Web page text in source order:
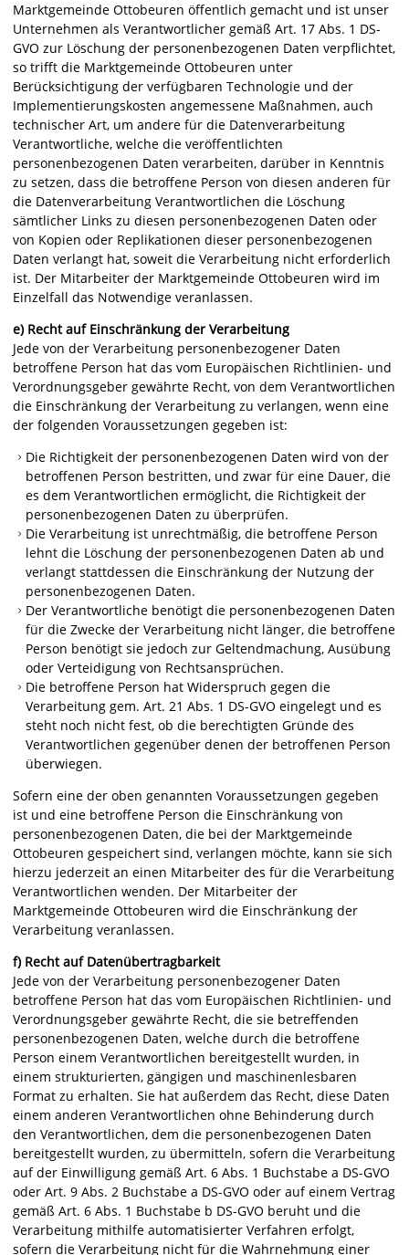
Marktgemeinde Ottobeuren öffentlich gemacht und ist unser
Unternehmen als Verantwortlicher gemäß Art. 17 Abs. 1 DS-
GVO zur Löschung der personenbezogenen Daten verpflichtet,
so trifft die Marktgemeinde Ottobeuren unter
Berücksichtigung der verfügbaren Technologie und der
Implementierungskosten angemessene Maßnahmen, auch
technischer Art, um andere für die Datenverarbeitung
Verantwortliche, welche die veröffentlichten
personenbezogenen Daten verarbeiten, darüber in Kenntnis
zu setzen, dass die betroffene Person von diesen anderen für
die Datenverarbeitung Verantwortlichen die Löschung
sämtlicher Links zu diesen personenbezogenen Daten oder
von Kopien oder Replikationen dieser personenbezogenen
Daten verlangt hat, soweit die Verarbeitung nicht erforderlich
ist. Der Mitarbeiter der Marktgemeinde Ottobeuren wird im
Einzelfall das Notwendige veranlassen.
e) Recht auf Einschränkung der Verarbeitung
Jede von der Verarbeitung personenbezogener Daten
betroffene Person hat das vom Europäischen Richtlinien- und
Verordnungsgeber gewährte Recht, von dem Verantwortlichen
die Einschränkung der Verarbeitung zu verlangen, wenn eine
der folgenden Voraussetzungen gegeben ist:
Die Richtigkeit der personenbezogenen Daten wird von der
betroffenen Person bestritten, und zwar für eine Dauer, die
es dem Verantwortlichen ermöglicht, die Richtigkeit der
personenbezogenen Daten zu überprüfen.
Die Verarbeitung ist unrechtmäßig, die betroffene Person
lehnt die Löschung der personenbezogenen Daten ab und
verlangt stattdessen die Einschränkung der Nutzung der
personenbezogenen Daten.
Der Verantwortliche benötigt die personenbezogenen Daten
für die Zwecke der Verarbeitung nicht länger, die betroffene
Person benötigt sie jedoch zur Geltendmachung, Ausübung
oder Verteidigung von Rechtsansprüchen.
Die betroffene Person hat Widerspruch gegen die
Verarbeitung gem. Art. 21 Abs. 1 DS-GVO eingelegt und es
steht noch nicht fest, ob die berechtigten Gründe des
Verantwortlichen gegenüber denen der betroffenen Person
überwiegen.
Sofern eine der oben genannten Voraussetzungen gegeben
ist und eine betroffene Person die Einschränkung von
personenbezogenen Daten, die bei der Marktgemeinde
Ottobeuren gespeichert sind, verlangen möchte, kann sie sich
hierzu jederzeit an einen Mitarbeiter des für die Verarbeitung
Verantwortlichen wenden. Der Mitarbeiter der
Marktgemeinde Ottobeuren wird die Einschränkung der
Verarbeitung veranlassen.
f) Recht auf Datenübertragbarkeit
Jede von der Verarbeitung personenbezogener Daten
betroffene Person hat das vom Europäischen Richtlinien- und
Verordnungsgeber gewährte Recht, die sie betreffenden
personenbezogenen Daten, welche durch die betroffene
Person einem Verantwortlichen bereitgestellt wurden, in
einem strukturierten, gängigen und maschinenlesbaren
Format zu erhalten. Sie hat außerdem das Recht, diese Daten
einem anderen Verantwortlichen ohne Behinderung durch
den Verantwortlichen, dem die personenbezogenen Daten
bereitgestellt wurden, zu übermitteln, sofern die Verarbeitung
auf der Einwilligung gemäß Art. 6 Abs. 1 Buchstabe a DS-GVO
oder Art. 9 Abs. 2 Buchstabe a DS-GVO oder auf einem Vertrag
gemäß Art. 6 Abs. 1 Buchstabe b DS-GVO beruht und die
Verarbeitung mithilfe automatisierter Verfahren erfolgt,
sofern die Verarbeitung nicht für die Wahrnehmung einer